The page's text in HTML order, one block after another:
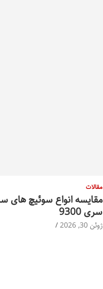
مقالات
مقایسه انواع سوئیچ های
سری 9300
ژوئن 30, 2026